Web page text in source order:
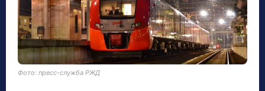
Фото: пресс-служба РЖД